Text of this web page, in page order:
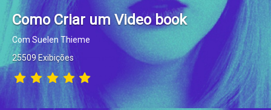
Como Criar um Video book
Com Suelen Thieme
25509 Exibições